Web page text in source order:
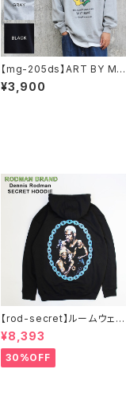
【mg-205ds】ART BY MAR
KGONZALE ( What it isNt
ワットイットイズント) アートバ
¥3,900
【rod-secret】ルームウェア
フーディー アーティスト バン
ド アウトドア RODMAN BRA
ND ロッドマンブランド Denn
is Rodman RODAMAN SE
¥8,393
30%OFF